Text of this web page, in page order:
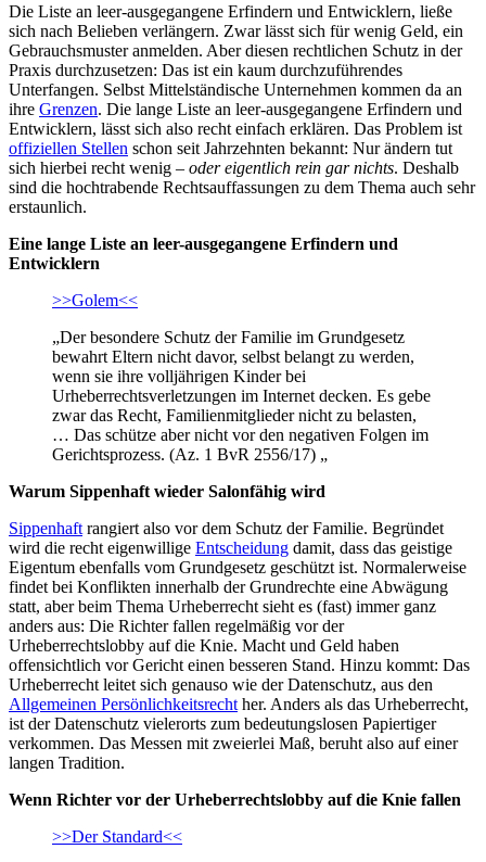
Die Liste an leer-ausgegangene Erfindern und Entwicklern, ließe
sich nach Belieben verlängern. Zwar lässt sich für wenig Geld, ein
Gebrauchsmuster anmelden. Aber diesen rechtlichen Schutz in der
Praxis durchzusetzen: Das ist ein kaum durchzuführendes
Unterfangen. Selbst Mittelständische Unternehmen kommen da an
ihre Grenzen. Die lange Liste an leer-ausgegangene Erfindern und
Entwicklern, lässt sich also recht einfach erklären. Das Problem ist
offiziellen Stellen schon seit Jahrzehnten bekannt: Nur ändern tut
sich hierbei recht wenig – oder eigentlich rein gar nichts. Deshalb
sind die hochtrabende Rechtsauffassungen zu dem Thema auch sehr
erstaunlich.
Eine lange Liste an leer-ausgegangene Erfindern und
Entwicklern
>>Golem<<
„Der besondere Schutz der Familie im Grundgesetz
bewahrt Eltern nicht davor, selbst belangt zu werden,
wenn sie ihre volljährigen Kinder bei
Urheberrechtsverletzungen im Internet decken. Es gebe
zwar das Recht, Familienmitglieder nicht zu belasten,
… Das schütze aber nicht vor den negativen Folgen im
Gerichtsprozess. (Az. 1 BvR 2556/17) „
Warum Sippenhaft wieder Salonfähig wird
Sippenhaft rangiert also vor dem Schutz der Familie. Begründet
wird die recht eigenwillige Entscheidung damit, dass das geistige
Eigentum ebenfalls vom Grundgesetz geschützt ist. Normalerweise
findet bei Konflikten innerhalb der Grundrechte eine Abwägung
statt, aber beim Thema Urheberrecht sieht es (fast) immer ganz
anders aus: Die Richter fallen regelmäßig vor der
Urheberrechtslobby auf die Knie. Macht und Geld haben
offensichtlich vor Gericht einen besseren Stand. Hinzu kommt: Das
Urheberrecht leitet sich genauso wie der Datenschutz, aus den
Allgemeinen Persönlichkeitsrecht her. Anders als das Urheberrecht,
ist der Datenschutz vielerorts zum bedeutungslosen Papiertiger
verkommen. Das Messen mit zweierlei Maß, beruht also auf einer
langen Tradition.
Wenn Richter vor der Urheberrechtslobby auf die Knie fallen
>>Der Standard<<